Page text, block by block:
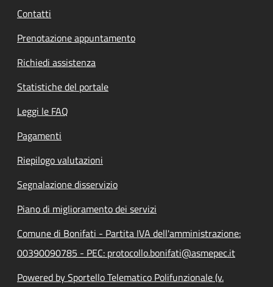
Contatti
Prenotazione appuntamento
Richiedi assistenza
Statistiche del portale
Leggi le FAQ
Pagamenti
Riepilogo valutazioni
Segnalazione disservizio
Piano di miglioramento dei servizi
Comune di Bonifati - Partita IVA dell'amministrazione:
00390090785 - PEC: protocollo.bonifati@asmepec.it
Powered by Sportello Telematico Polifunzionale (v.